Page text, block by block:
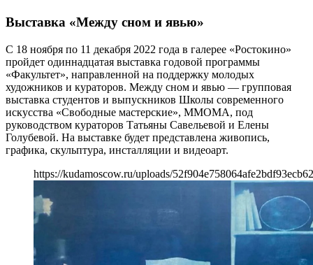
Выставка «Между сном и явью»
С 18 ноября по 11 декабря 2022 года в галерее «Ростокино»
пройдет одиннадцатая выставка годовой программы
«Факультет», направленной на поддержку молодых
художников и кураторов. Между сном и явью — групповая
выставка студентов и выпускников Школы современного
искусства «Свободные мастерские», ММОМА, под
руководством кураторов Татьяны Савельевой и Елены
Голубевой. На выставке будет представлена живопись,
графика, скульптура, инсталляции и видеоарт.
https://kudamoscow.ru/uploads/